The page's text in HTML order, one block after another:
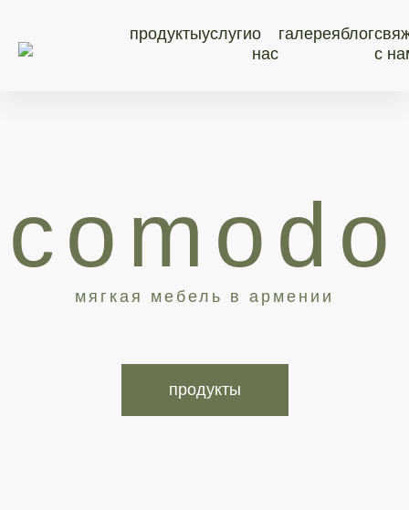
продуктыуслугио
нас
галереяблог
с
comodo
мягкая мебель в армении
продукты